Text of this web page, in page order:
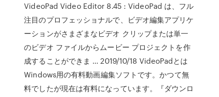
VideoPad Video Editor 8.45 : VideoPad は、フル
注目のプロフェッショナルで、ビデオ編集アプリケ
ーションがさまざまなビデオ クリップまたは単一
のビデオ ファイルからムービー プロジェクトを作
成することができま … 2019/10/18 VideoPadとは
Windows用の有料動画編集ソフトです。かつて無
料でしたが現在は有料になっています。『ダウンロ